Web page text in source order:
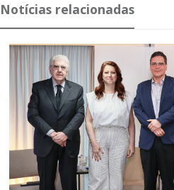
Notícias relacionadas